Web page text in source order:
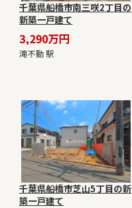
千葉県船橋市南三咲2丁目の
新築一戸建て
3,290万円
滝不動 駅
千葉県船橋市芝山5丁目の新
築一戸建て